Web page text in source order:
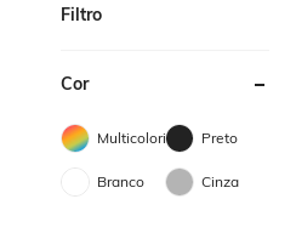
Filtro
Cor
Multicolorido Preto
Branco Cinza